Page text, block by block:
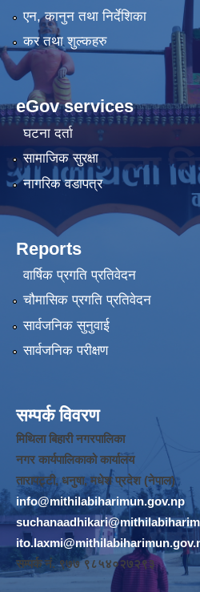
एन, कानुन तथा निर्देशिका
कर तथा शुल्कहरु
eGov services
घटना दर्ता
सामाजिक सुरक्षा
नागरिक वडापत्र
Reports
वार्षिक प्रगति प्रतिवेदन
चौमासिक प्रगति प्रतिवेदन
सार्वजनिक सुनुवाई
सार्वजनिक परीक्षण
सम्पर्क विवरण
मिथिला बिहारी नगरपालिका
नगर कार्यपालिकाको कार्यालय
तारापट्टी, धनुषा, मधेश प्रदेश (नेपाल)
info@mithilabiharimun.gov.np
सम्पर्क नं. ‌९७७ ९८५४०२७२९३